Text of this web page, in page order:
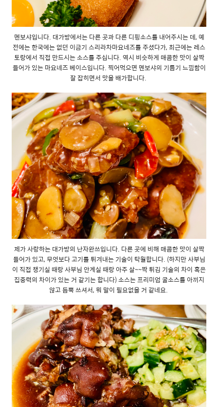
멘보샤입니다. 대가방에서는 다른 곳과 다른 디핑소스를 내어주시는 데, 예
전에는 한국에는 없던 이금기 스리라차마요네즈를 주셨다가, 최근에는 레스
토랑에서 직접 만드시는 소스를 주십니다. 역시 비슷하게 매콤한 맛이 살짝
들어가 있는 마요네즈 베이스입니다. 찍어먹으면 멘보샤의 기름기 느낌함이
잘 잡히면서 맛을 배가합니다.
제가 사랑하는 대가방의 난자완쓰입니다. 다른 곳에 비해 매콤한 맛이 살짝
들어가 있고, 무엇보다 고기를 튀겨내는 기술이 탁월합니다. (하지만 사부님
이 직접 챙기실 때랑 사부님 안계실 때랑 아주 살~~짝 튀김 기술의 차이 혹은
집중력의 차이가 있는 거 같기는 합니다) 소스는 프리미엄 굴소스를 아끼지
않고 듬뿍 쓰셔서, 뭐 말이 필요없을 거 같네요.